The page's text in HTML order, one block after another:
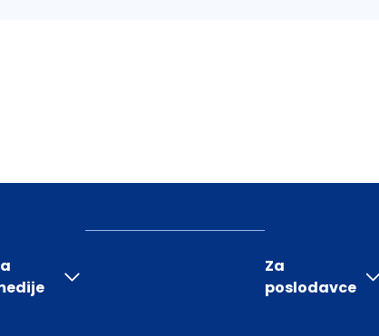
Za
poslodavce